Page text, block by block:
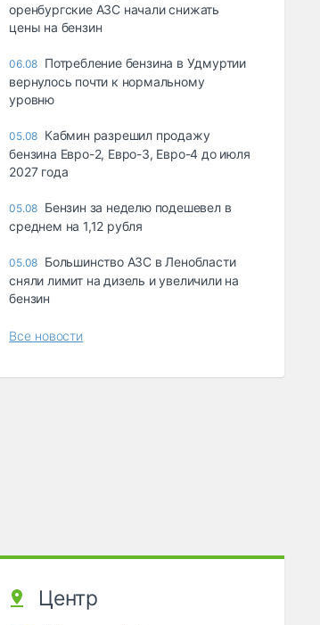
оренбургские АЗС начали снижать
цены на бензин
06.08 Потребление бензина в Удмуртии
вернулось почти к нормальному
уровню
05.08 Кабмин разрешил продажу
бензина Евро-2, Евро-3, Евро-4 до июля
2027 года
05.08 Бензин за неделю подешевел в
среднем на 1,12 рубля
05.08 Большинство АЗС в Ленобласти
сняли лимит на дизель и увеличили на
бензин
Все новости
Центр